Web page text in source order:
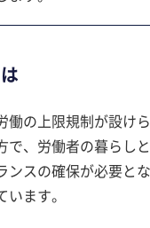
の上限規制が設け
で、労働者の暮らし
スの確保が必要と
ます。